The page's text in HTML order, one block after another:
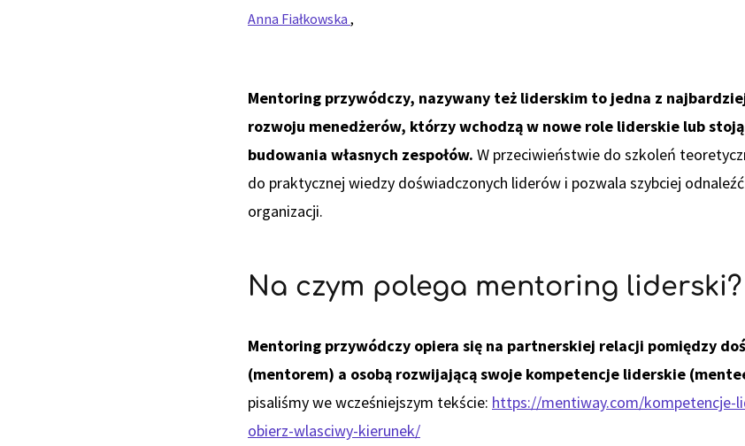
Anna Fiałkowska ,
Mentoring przywódczy, nazywany też liderskim to jedna z
rozwoju menedżerów, którzy wchodzą w nowe role liderskie lub
budowania własnych zespołów. W przeciwieństwie do szkoleń
do praktycznej wiedzy doświadczonych liderów i pozwala szybciej
organizacji.
Na czym polega mentoring liderski?
Mentoring przywódczy opiera się na partnerskiej relacji pomiędzy
(mentorem) a osobą rozwijającą swoje kompetencje liderskie
pisaliśmy we wcześniejszym tekście: https://mentiway.com/kompetencje-
obierz-wlasciwy-kierunek/